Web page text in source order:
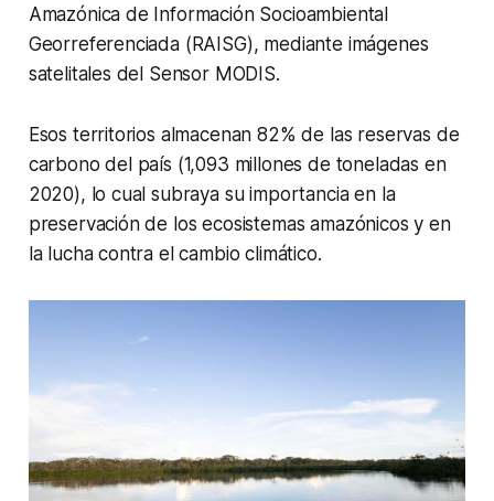
Amazónica de Información Socioambiental
Georreferenciada (RAISG), mediante imágenes
satelitales del Sensor MODIS.
Esos territorios almacenan 82% de las reservas de
carbono del país (1,093 millones de toneladas en
2020), lo cual subraya su importancia en la
preservación de los ecosistemas amazónicos y en
la lucha contra el cambio climático.